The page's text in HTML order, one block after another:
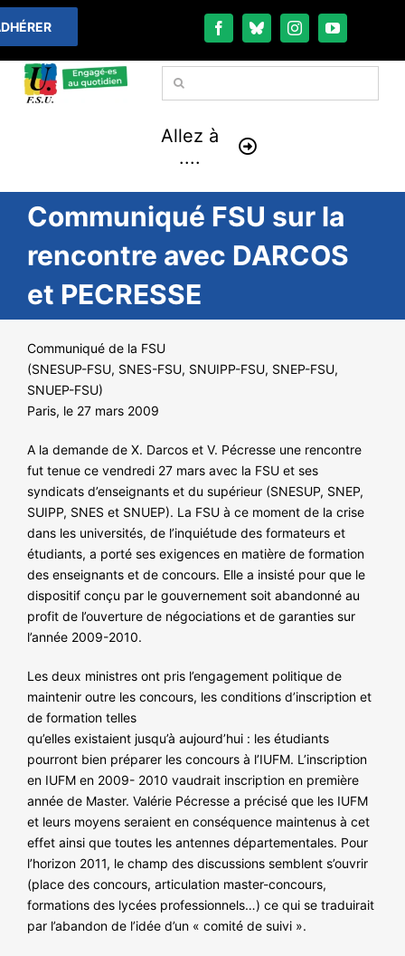
Passer
au
contenu
Rechercher:
Allez à
....
À LA UNE
THÉMATIQUES
LA VIE FÉDÉRALE
COMMUNIQUÉS
NOS ACTIONS
Communiqué FSU sur la
rencontre avec DARCOS
et PECRESSE
Communiqué de la FSU
(SNESUP-FSU, SNES-FSU, SNUIPP-FSU, SNEP-FSU,
SNUEP-FSU)
Paris, le 27 mars 2009
A la demande de X. Darcos et V. Pécresse une rencontre
fut tenue ce vendredi 27 mars avec la FSU et ses
syndicats d’enseignants et du supérieur (SNESUP, SNEP,
SUIPP, SNES et SNUEP). La FSU à ce moment de la crise
dans les universités, de l’inquiétude des formateurs et
étudiants, a porté ses exigences en matière de formation
des enseignants et de concours. Elle a insisté pour que le
dispositif conçu par le gouvernement soit abandonné au
profit de l’ouverture de négociations et de garanties sur
l’année 2009-2010.
Les deux ministres ont pris l’engagement politique de
maintenir outre les concours, les conditions d’inscription et
de formation telles
qu’elles existaient jusqu’à aujourd’hui : les étudiants
pourront bien préparer les concours à l’IUFM. L’inscription
en IUFM en 2009- 2010 vaudrait inscription en première
année de Master. Valérie Pécresse a précisé que les IUFM
et leurs moyens seraient en conséquence maintenus à cet
effet ainsi que toutes les antennes départementales. Pour
l’horizon 2011, le champ des discussions semblent s’ouvrir
(place des concours, articulation master-concours,
formations des lycées professionnels…) ce qui se traduirait
par l’abandon de l’idée d’un « comité de suivi ».